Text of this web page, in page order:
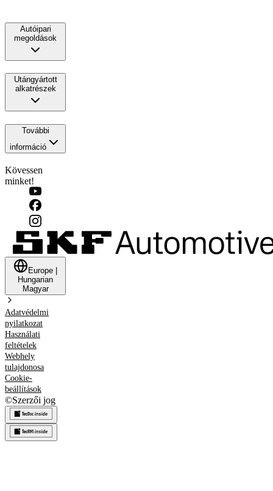
Autóipari
megoldások
Utángyártott
alkatrészek
További
információ
Kövessen
minket!
Europe
Hungarian
Magyar
Adatvédelmi
nyilatkozat
Használati
feltételek
Webhely
tulajdonosa
Cookie-
beállítások
©Szerzői jog